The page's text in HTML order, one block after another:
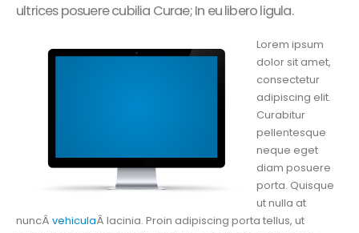
ultrices posuere cubilia Curae; In eu libero ligula.
Lorem ipsum
dolor sit amet,
consectetur
adipiscing elit.
Curabitur
pellentesque
neque eget
diam posuere
porta. Quisque
ut nulla at
nuncÂ vehiculaÂ lacinia. Proin adipiscing porta tellus, ut